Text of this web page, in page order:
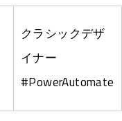
クラシックデザ
イナー
#PowerAutomate